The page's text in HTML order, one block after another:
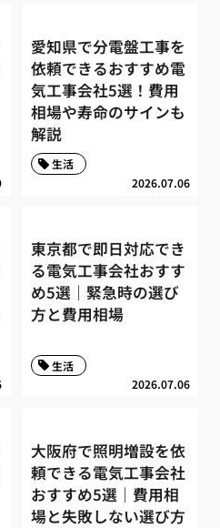
愛知県で分電盤工事を
依頼できるおすすめ電
気工事会社5選！費用
相場や寿命のサインも
解説
2026.07.06
生活
東京都で即日対応でき
る電気工事会社おすす
め5選｜緊急時の選び
方と費用相場
2026.07.06
生活
大阪府で照明増設を依
頼できる電気工事会社
おすすめ5選｜費用相
場と失敗しない選び方